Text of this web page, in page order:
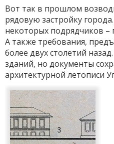
Вот так в прошлом
рядовую застройку
некоторых подрядчиков –
А также требования,
более двух столетий
зданий, но документы
архитектурной летописи